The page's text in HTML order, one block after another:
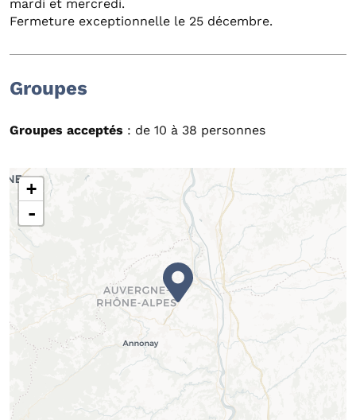
mardi et mercredi.
Fermeture exceptionnelle le 25 décembre.
Groupes
Groupes acceptés : de 10 à 38 personnes
+
-